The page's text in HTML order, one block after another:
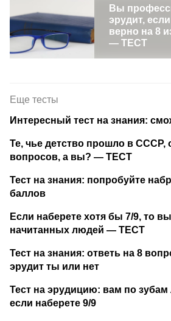
Вы
эрудит,
верно на 8
— ТЕСТ
Еще тесты
Интересный тест на знания:
Те, чье детство прошло в СССР,
вопросов, а вы? — ТЕСТ
Тест на знания: попробуйте
баллов
Если наберете хотя бы 7/9, то
начитанных людей — ТЕСТ
Тест на знания: ответь на 8
эрудит ты или нет
Тест на эрудицию: вам по
если наберете 9/9